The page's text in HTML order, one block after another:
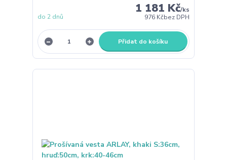
1 181 Kč/ks
976 Kčbez DPH
do 2 dnů
Přidat do košíku